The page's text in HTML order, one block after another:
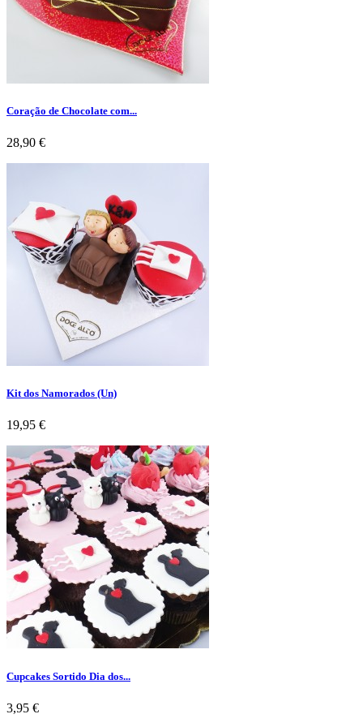
Coração de Chocolate com...
Preço
28,90 €
Kit dos Namorados (Un)
Preço
19,95 €
Cupcakes Sortido Dia dos...
Preço
3,95 €